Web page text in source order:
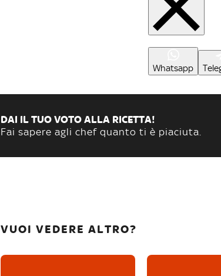
Whatsapp
DAI IL TUO VOTO ALLA RICETTA!
Fai sapere agli chef quanto ti è piaciuta.
VUOI VEDERE ALTRO?